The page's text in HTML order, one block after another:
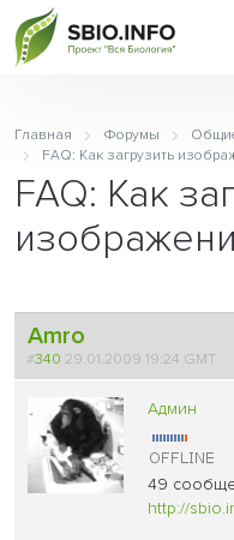
Главная Форумы
FAQ: Как загрузить
FAQ: Как
Amro
#340 29.01.2009 19:24 GMT
Админ
49
http://